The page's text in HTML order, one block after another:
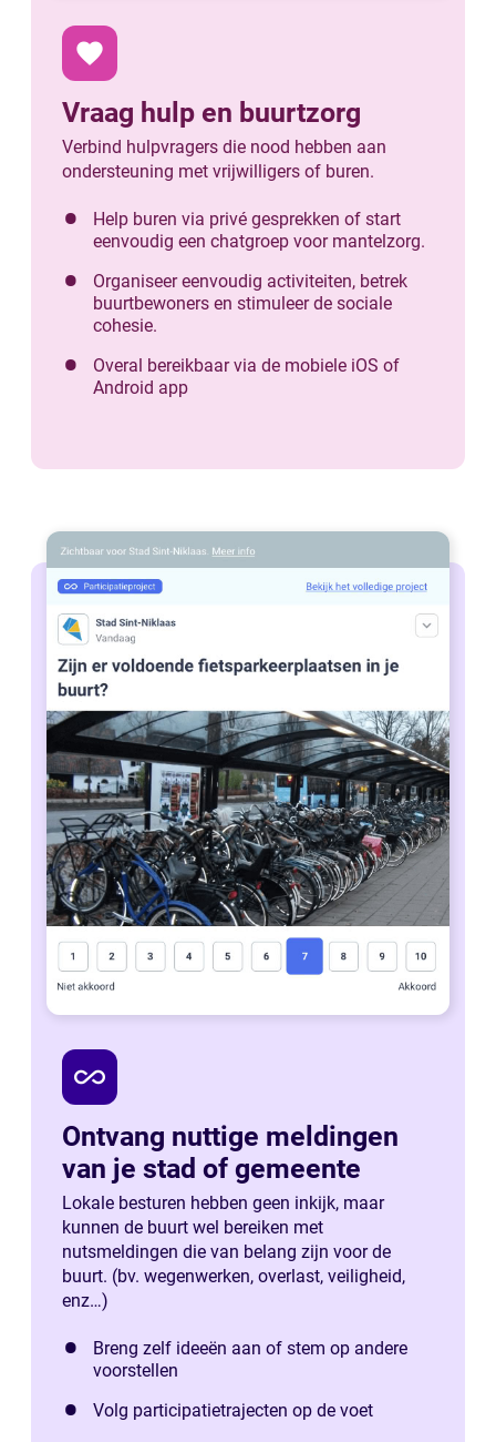
favorite
Vraag hulp en buurtzorg
Verbind hulpvragers die nood hebben aan
ondersteuning met vrijwilligers of buren.
Help buren via privé gesprekken of start
eenvoudig een chatgroep voor mantelzorg.
Organiseer eenvoudig activiteiten, betrek
buurtbewoners en stimuleer de sociale
cohesie.
Overal bereikbaar via de mobiele iOS of
Android app
all_inclusive
Ontvang nuttige meldingen
van je stad of gemeente
Lokale besturen hebben geen inkijk, maar
kunnen de buurt wel bereiken met
nutsmeldingen die van belang zijn voor de
buurt. (bv. wegenwerken, overlast, veiligheid,
enz…)
Breng zelf ideeën aan of stem op andere
voorstellen
Volg participatietrajecten op de voet